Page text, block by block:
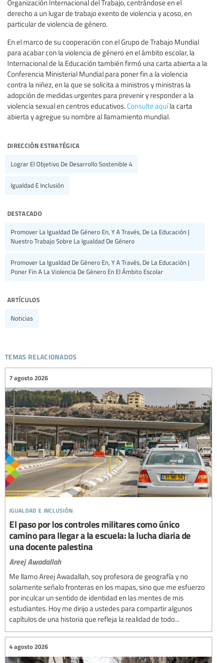
Organización Internacional del Trabajo, centrándose en el
derecho a un lugar de trabajo exento de violencia y acoso, en
particular de violencia de género.
En el marco de su cooperación con el Grupo de Trabajo Mundial
para acabar con la violencia de género en el ámbito escolar, la
Internacional de la Educación también firmó una carta abierta a la
Conferencia Ministerial Mundial para poner fin a la violencia
contra la niñez, en la que se solicita a ministros y ministras la
adopción de medidas urgentes para prevenir y responder a la
violencia sexual en centros educativos. Consulte aquíla carta
abierta y agregue su nombre al llamamiento mundial.
dirección estratégica
Lograr El Objetivo De Desarrollo Sostenible 4
Igualdad E Inclusión
destacado
Promover La Igualdad De Género En, Y A Través, De La Educación |
Nuestro Trabajo Sobre La Igualdad De Género
Promover La Igualdad De Género En, Y A Través, De La Educación |
Poner Fin A La Violencia De Género En El Ámbito Escolar
artículos
Noticias
temas relacionados
igualdad e inclusión
7 agosto 2026
El paso por los controles militares como único
camino para llegar a la escuela: la lucha diaria de
una docente palestina
Areej Awadallah
Me llamo Areej Awadallah, soy profesora de geografía y no
solamente señalo fronteras en los mapas, sino que me esfuerzo
por inculcar un sentido de identidad en las mentes de mis
estudiantes. Hoy me dirijo a ustedes para compartir algunos
capítulos de una historia que refleja la realidad de todo...
4 agosto 2026